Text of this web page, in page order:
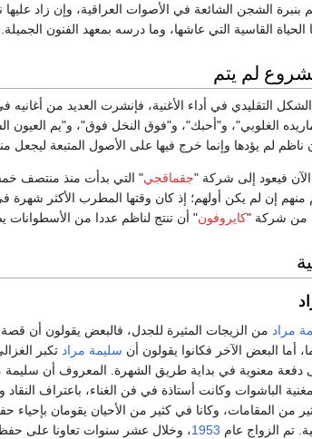
بنبرة الشجن الشائعة في الأصوات العراقية، وإن زاد عليها
القاسية التي عاشها، وما درسه بمعهد الفنون الجميلة.
لم يتم
التقليدي في أداء الأغنية، فإنشرت العديد من
الغلوبي"، و"أحبك"، و"فوق النخل فوق"، و"يم العيون
لم يؤدها وإنما خرج فيها على الأصول المتبعة ليجعل
فيعود إلى شركة "جقماقجي" التي بدأت منذ منتصف
منهم إن لم يكن أولهم؛ إذ كان وقتها المطرب الأكثر
من شركة "كايروفون" أن تنتج لناظم عددا من الأسطوانات
مراد من الزيجات المثيرة للجدل، فالبعض يقولون أن
أما البعض الآخر فكانوا يقولون أن سليمة مراد تكبر
دفعة معنوية في بداية طريق الشهرة. المعروف أن سليمة
الباشوات وكانت أستاذة في فن الغناء، باعتراف النقاد
من المقامات، وكانا في كثير من الأحيان يقومان بإحياء
تم الزواج عام 1953، وخلال عشر سنوات تعاونا على